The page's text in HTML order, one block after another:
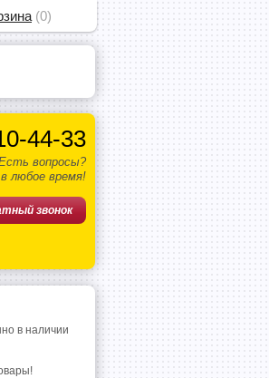
44-33
вопросы?
любое время!
звонок
в наличии
(0)